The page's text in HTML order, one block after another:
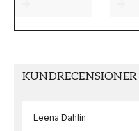
KUNDRECENSIONER
Leena Dahlin